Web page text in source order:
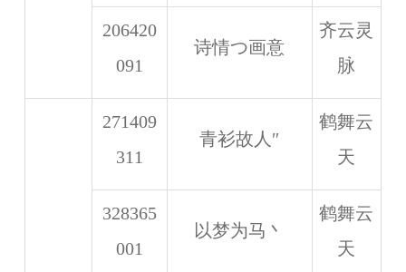
206420
091
诗情つ画意
齐云灵
脉
271409
311
青衫故人″
鹤舞云
天
328365
001
以梦为马丶
鹤舞云
天